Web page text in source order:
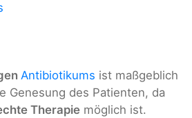
Antibiotikums ist maßgeblich
Genesung des Patienten, da
Therapie möglich ist.